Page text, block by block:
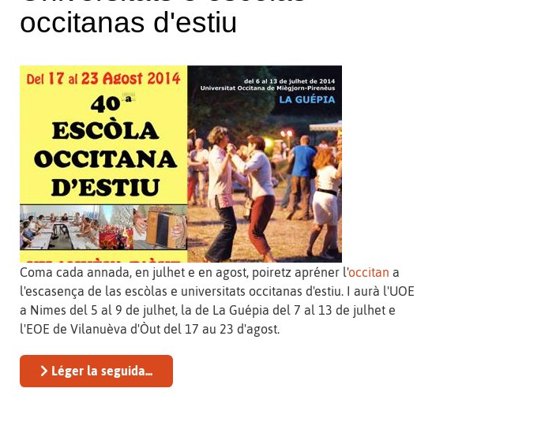
occitanas d'estiu
Coma cada annada, en julhet e en agost, poiretz apréner l'occitan a
l'escasença de las escòlas e universitats occitanas d'estiu. I aurà l'UOE
a Nimes del 5 al 9 de julhet, la de La Guépia del 7 al 13 de julhet e
l'EOE de Vilanuèva d'Òut del 17 au 23 d'agost.
Léger la seguida...